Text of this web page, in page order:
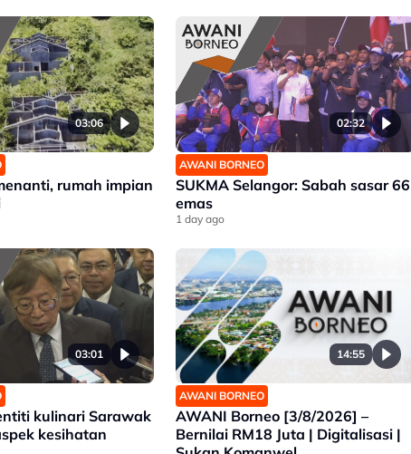
03:06
rumah impian
02:32
AWANI BORNEO
SUKMA Selangor: Sabah sasar 66
emas
1 day ago
03:01
kulinari Sarawak
kesihatan
14:55
AWANI BORNEO
AWANI Borneo [3/8/2026] –
Bernilai RM18 Juta | Digitalisasi |